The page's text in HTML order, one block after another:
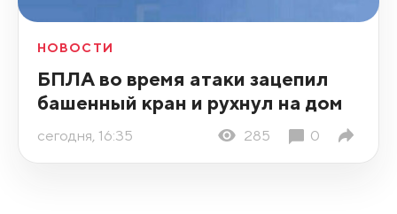
НОВОСТИ
БПЛА во время атаки зацепил
башенный кран и рухнул на дом
сегодня, 16:35 285 0